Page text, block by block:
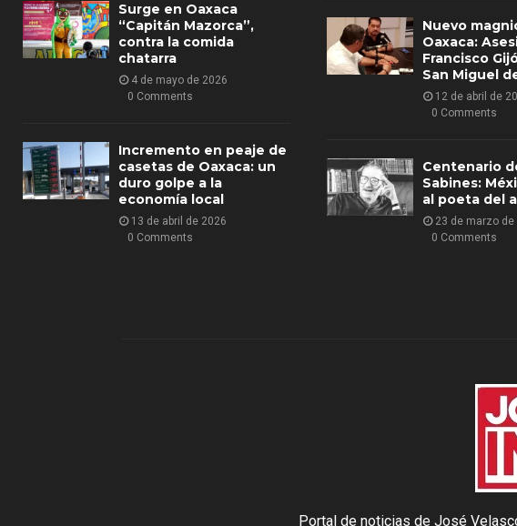
Surge en Oaxaca
“Capitán Mazorca”,
contra la comida
chatarra
4 de mayo de 2026
0 Comments
Incremento en peaje de
casetas de Oaxaca: un
duro golpe a la
economía local
13 de abril de 2026
0 Comments
Nuevo
Oaxaca:
Francisco
San Miguel
12 de abril de
0 Comments
Centenario
Sabines:
al poeta del
23 de marzo de
0 Comments
Portal de noticias de José